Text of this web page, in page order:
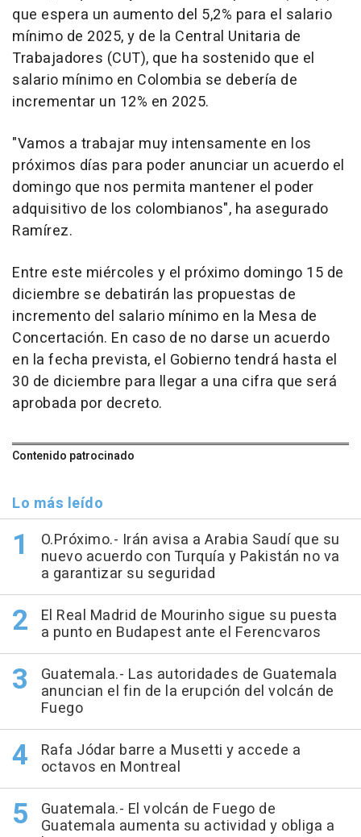
que espera un aumento del 5,2% para el salario
mínimo de 2025, y de la Central Unitaria de
Trabajadores (CUT), que ha sostenido que el
salario mínimo en Colombia se debería de
incrementar un 12% en 2025.
"Vamos a trabajar muy intensamente en los
próximos días para poder anunciar un acuerdo el
domingo que nos permita mantener el poder
adquisitivo de los colombianos", ha asegurado
Ramírez.
Entre este miércoles y el próximo domingo 15 de
diciembre se debatirán las propuestas de
incremento del salario mínimo en la Mesa de
Concertación. En caso de no darse un acuerdo
en la fecha prevista, el Gobierno tendrá hasta el
30 de diciembre para llegar a una cifra que será
aprobada por decreto.
Contenido patrocinado
Lo más leído
O.Próximo.- Irán avisa a Arabia Saudí que su
nuevo acuerdo con Turquía y Pakistán no va
a garantizar su seguridad
El Real Madrid de Mourinho sigue su puesta
a punto en Budapest ante el Ferencvaros
Guatemala.- Las autoridades de Guatemala
anuncian el fin de la erupción del volcán de
Fuego
Rafa Jódar barre a Musetti y accede a
octavos en Montreal
Guatemala.- El volcán de Fuego de
Guatemala aumenta su actividad y obliga a